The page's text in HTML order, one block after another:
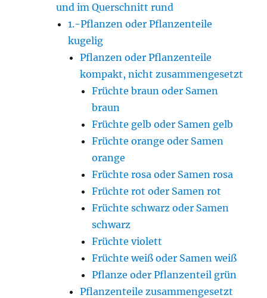
und im Querschnitt rund
1.-Pflanzen oder Pflanzenteile
kugelig
Pflanzen oder Pflanzenteile
kompakt, nicht zusammengesetzt
Früchte braun oder Samen
braun
Früchte gelb oder Samen gelb
Früchte orange oder Samen
orange
Früchte rosa oder Samen rosa
Früchte rot oder Samen rot
Früchte schwarz oder Samen
schwarz
Früchte violett
Früchte weiß oder Samen weiß
Pflanze oder Pflanzenteil grün
Pflanzenteile zusammengesetzt